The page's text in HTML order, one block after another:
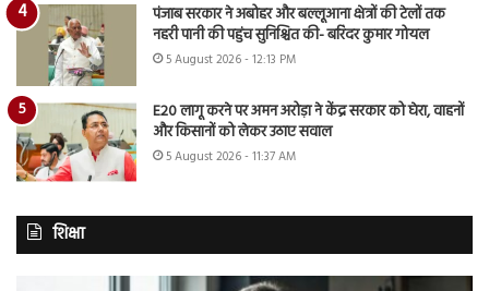
पंजाब सरकार ने अबोहर और बल्लूआना क्षेत्रों की टेलों तक
नहरी पानी की पहुंच सुनिश्चित की- बरिंदर कुमार गोयल
5 August 2026 - 12:13 PM
E20 लागू करने पर अमन अरोड़ा ने केंद्र सरकार को घेरा, वाहनों
और किसानों को लेकर उठाए सवाल
5 August 2026 - 11:37 AM
शिक्षा